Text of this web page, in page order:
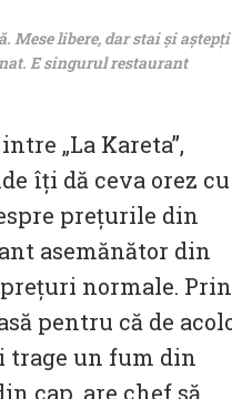
Mese libere, dar stai și aștepți
E singurul restaurant
„La Kareta”,
îți dă ceva orez cu
prețurile din
asemănător din
normale. Prin
pentru că de
trage un fum din
cap, are chef să